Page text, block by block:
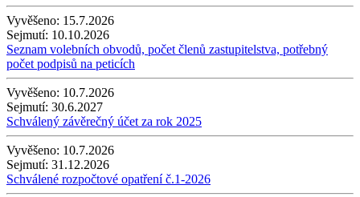
Vyvěšeno: 15.7.2026
Sejmutí: 10.10.2026
Seznam volebních obvodů, počet členů zastupitelstva, potřebný
počet podpisů na peticích
Vyvěšeno: 10.7.2026
Sejmutí: 30.6.2027
Schválený závěrečný účet za rok 2025
Vyvěšeno: 10.7.2026
Sejmutí: 31.12.2026
Schválené rozpočtové opatření č.1-2026